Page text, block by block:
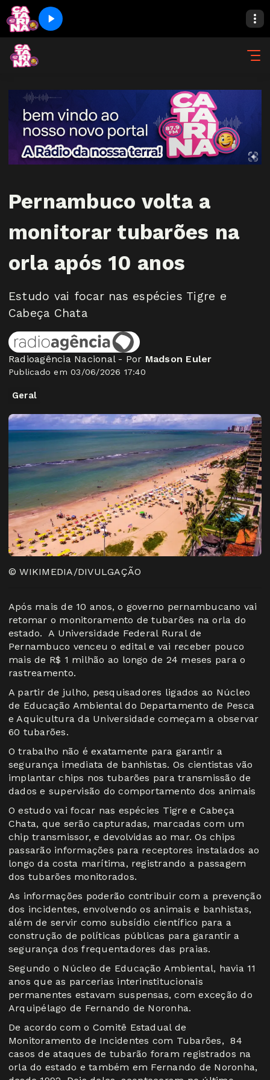
Pernambuco volta a
monitorar tubarões na
orla após 10 anos
Estudo vai focar nas espécies Tigre e
Cabeça Chata
Radioagência Nacional - Por Madson Euler
Publicado em 03/06/2026 17:40
Geral
© WIKIMEDIA/DIVULGAÇÃO
Após mais de 10 anos, o governo pernambucano vai
retomar o monitoramento de tubarões na orla do
estado. A Universidade Federal Rural de
Pernambuco venceu o edital e vai receber pouco
mais de R$ 1 milhão ao longo de 24 meses para o
rastreamento.
A partir de julho, pesquisadores ligados ao Núcleo
de Educação Ambiental do Departamento de Pesca
e Aquicultura da Universidade começam a observar
60 tubarões.
O trabalho não é exatamente para garantir a
segurança imediata de banhistas. Os cientistas vão
implantar chips nos tubarões para transmissão de
dados e supervisão do comportamento dos animais
O estudo vai focar nas espécies Tigre e Cabeça
Chata, que serão capturadas, marcadas com um
chip transmissor, e devolvidas ao mar. Os chips
passarão informações para receptores instalados ao
longo da costa marítima, registrando a passagem
dos tubarões monitorados.
As informações poderão contribuir com a prevenção
dos incidentes, envolvendo os animais e banhistas,
além de servir como subsídio científico para a
construção de políticas públicas para garantir a
segurança dos frequentadores das praias.
Segundo o Núcleo de Educação Ambiental, havia 11
anos que as parcerias interinstitucionais
permanentes estavam suspensas, com exceção do
Arquipélago de Fernando de Noronha.
De acordo com o Comitê Estadual de
Monitoramento de Incidentes com Tubarões, 84
casos de ataques de tubarão foram registrados na
orla do estado e também em Fernando de Noronha,